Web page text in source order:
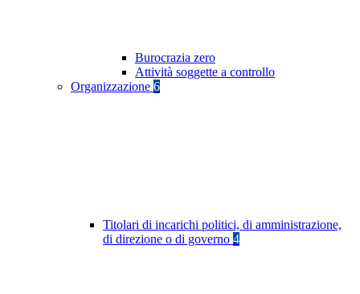
Burocrazia zero
Attività soggette a controllo
Organizzazione 6
Titolari di incarichi politici, di amministrazione,
di direzione o di governo 4